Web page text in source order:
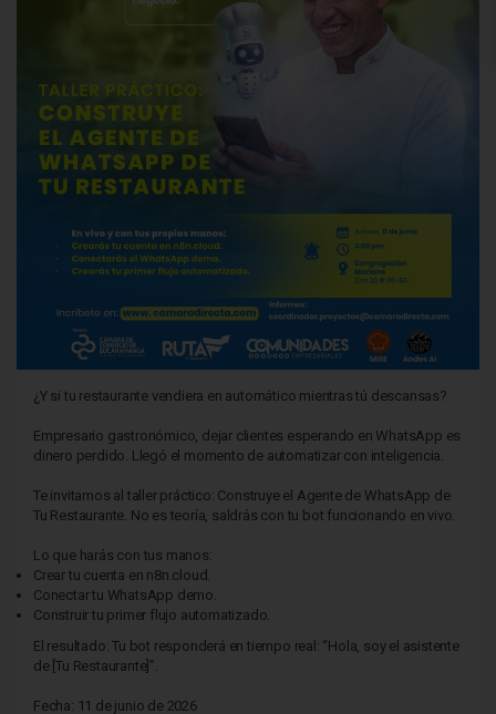
¿Y si tu restaurante vendiera en automático mientras tú descansas?
Empresario gastronómico, dejar clientes esperando en WhatsApp es
dinero perdido. Llegó el momento de automatizar con inteligencia.
Te invitamos al taller práctico: Construye el Agente de WhatsApp de
Tu Restaurante. No es teoría, saldrás con tu bot funcionando en vivo.
Lo que harás con tus manos:
Crear tu cuenta en n8n.cloud.
Conectar tu WhatsApp demo.
Construir tu primer flujo automatizado.
El resultado: Tu bot responderá en tiempo real: “Hola, soy el asistente
de [Tu Restaurante]”.
Fecha: 11 de junio de 2026